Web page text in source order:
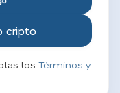
cripto
los Términos y